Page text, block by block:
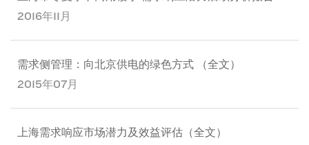
2016年11月
需求侧管理：向北京供电的绿色方式 （全文）
2015年07月
上海需求响应市场潜力及效益评估（全文）